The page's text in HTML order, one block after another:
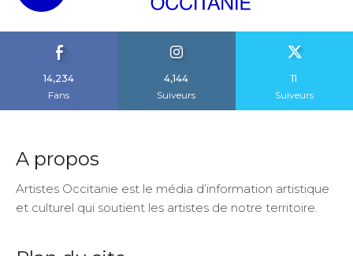
14,234
Fans
4,144
Suiveurs
11
Suiveurs
A propos
Artistes Occitanie est le média d’information artistique
et culturel qui soutient les artistes de notre territoire.